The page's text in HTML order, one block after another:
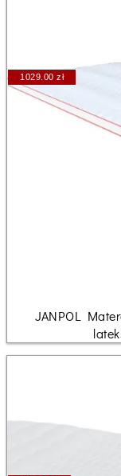
1029.00 zł
JANPOL